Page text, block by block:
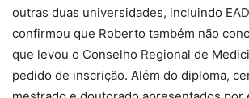
outras duas universidades, incluindo
confirmou que Roberto também não
que levou o Conselho Regional de
pedido de inscrição. Além do diploma,